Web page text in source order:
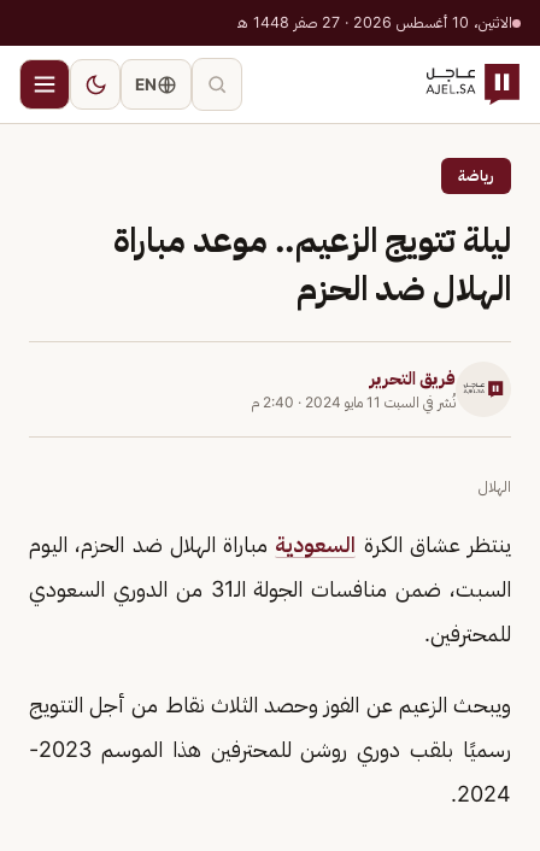
الاثنين، 10 أغسطس 2026 · 27 صفر 1448 هـ
EN
رياضة
ليلة تتويج الزعيم.. موعد مباراة
الهلال ضد الحزم
فريق التحرير
نُشر في السبت 11 مايو 2024 · 2:40 م
الهلال
ينتظر عشاق الكرة السعودية مباراة الهلال ضد الحزم، اليوم
السبت، ضمن منافسات الجولة الـ31 من الدوري السعودي
للمحترفين.
ويبحث الزعيم عن الفوز وحصد الثلاث نقاط من أجل التتويج
رسميًا بلقب دوري روشن للمحترفين هذا الموسم 2023-
2024.